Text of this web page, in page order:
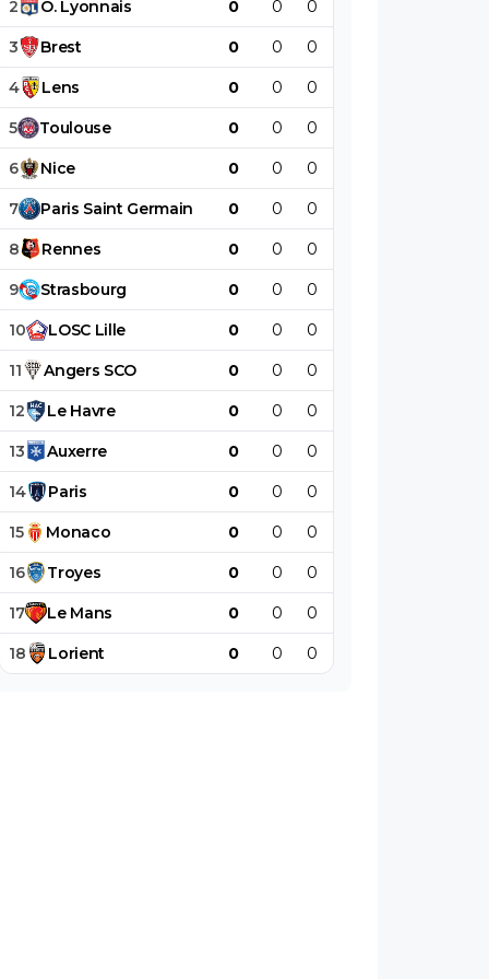
2 O. Lyonnais 0 0 0
3 Brest 0 0 0
4 Lens 0 0 0
5 Toulouse 0 0 0
6 Nice 0 0 0
7 Paris Saint Germain 0 0 0
8 Rennes 0 0 0
9 Strasbourg 0 0 0
10 LOSC Lille 0 0 0
11 Angers SCO 0 0 0
12 Le Havre 0 0 0
13 Auxerre 0 0 0
14 Paris 0 0 0
15 Monaco 0 0 0
16 Troyes 0 0 0
17 Le Mans 0 0 0
18 Lorient 0 0 0